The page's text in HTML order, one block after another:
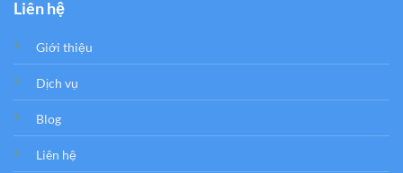
Liên hệ
Giới thiệu
Dịch vụ
Blog
Liên hệ